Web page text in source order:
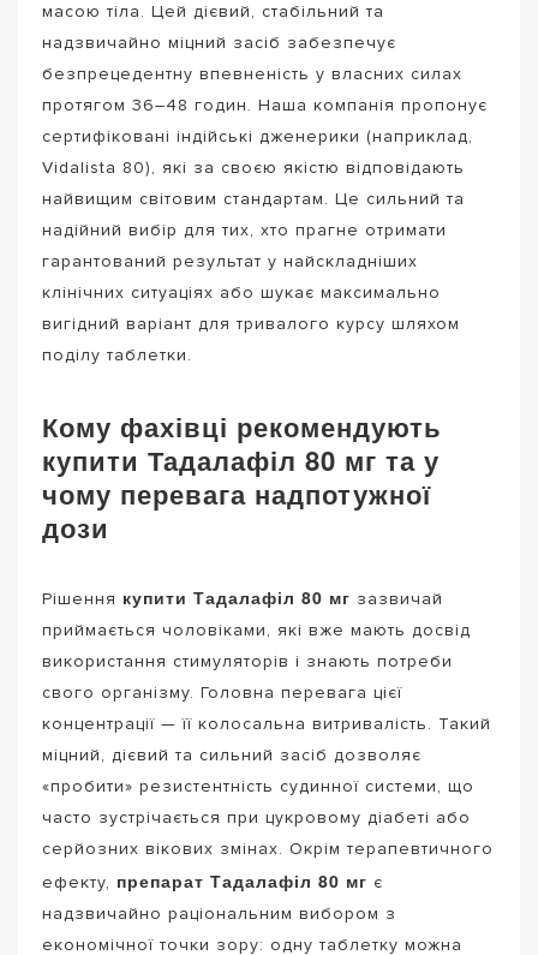
масою тіла. Цей дієвий, стабільний та
надзвичайно міцний засіб забезпечує
безпрецедентну впевненість у власних силах
протягом 36–48 годин. Наша компанія пропонує
сертифіковані індійські дженерики (наприклад,
Vidalista 80), які за своєю якістю відповідають
найвищим світовим стандартам. Це сильний та
надійний вибір для тих, хто прагне отримати
гарантований результат у найскладніших
клінічних ситуаціях або шукає максимально
вигідний варіант для тривалого курсу шляхом
поділу таблетки.
Кому фахівці рекомендують
купити Тадалафіл 80 мг та у
чому перевага надпотужної
дози
Рішення купити Тадалафіл 80 мг зазвичай
приймається чоловіками, які вже мають досвід
використання стимуляторів і знають потреби
свого організму. Головна перевага цієї
концентрації — її колосальна витривалість. Такий
міцний, дієвий та сильний засіб дозволяє
«пробити» резистентність судинної системи, що
часто зустрічається при цукровому діабеті або
серйозних вікових змінах. Окрім терапевтичного
ефекту, препарат Тадалафіл 80 мг є
надзвичайно раціональним вибором з
економічної точки зору: одну таблетку можна